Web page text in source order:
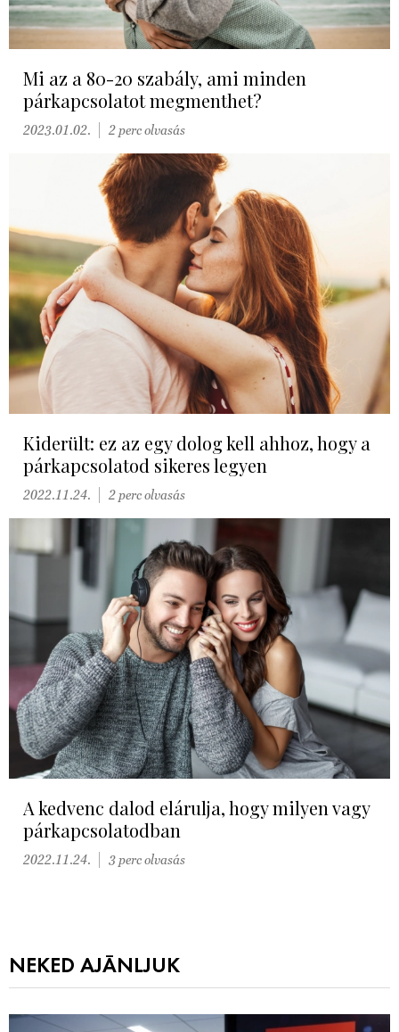
Mi az a 80-20 szabály, ami minden
párkapcsolatot megmenthet?
2023.01.02. 2 perc olvasás
Kiderült: ez az egy dolog kell ahhoz, hogy a
párkapcsolatod sikeres legyen
2022.11.24. 2 perc olvasás
A kedvenc dalod elárulja, hogy milyen vagy
párkapcsolatodban
2022.11.24. 3 perc olvasás
NEKED AJÁNLJUK